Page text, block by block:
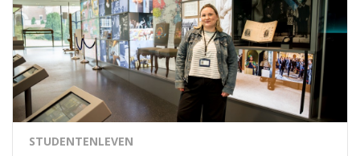
STUDENTENLEVEN